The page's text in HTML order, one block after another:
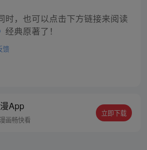
时，也可以点击下方链接来阅读
经典原著了！
馈
App
画畅快看
立即下载